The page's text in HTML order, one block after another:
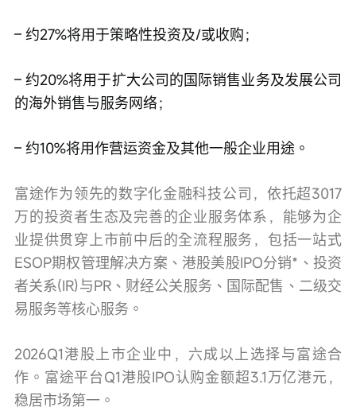
– 约27%将用于策略性投资及/或收购；
– 约20%将用于扩大公司的国际销售业务及发展公司
的海外销售与服务网络；
– 约10%将用作营运资金及其他一般企业用途。
富途作为领先的数字化金融科技公司，依托超3017
万的投资者生态及完善的企业服务体系，能够为企
业提供贯穿上市前中后的全流程服务，包括一站式
ESOP期权管理解决方案、港股美股IPO分销*、投资
者关系(IR)与PR、财经公关服务、国际配售、二级交
易服务等核心服务。
2026Q1港股上市企业中，六成以上选择与富途合
作。富途平台Q1港股IPO认购金额超3.1万亿港元，
稳居市场第一。